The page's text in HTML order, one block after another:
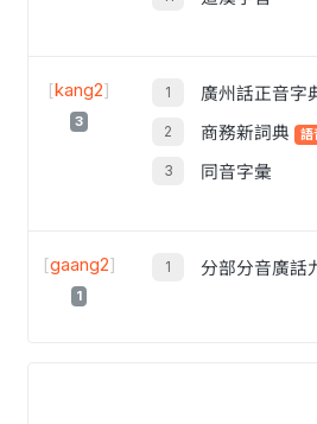
[kang2]
3
廣州話正音字
商務新詞典 語
同音字彙
[gaang2]
1
分部分音廣話